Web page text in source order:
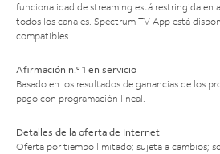
funcionalidad de streaming está restringida en
todos los canales. Spectrum TV App está
compatibles.
Afirmación n.º 1 en servicio
Basado en los resultados de ganancias de los
pago con programación lineal.
Detalles de la oferta de Internet
Oferta por tiempo limitado; sujeta a cambios;